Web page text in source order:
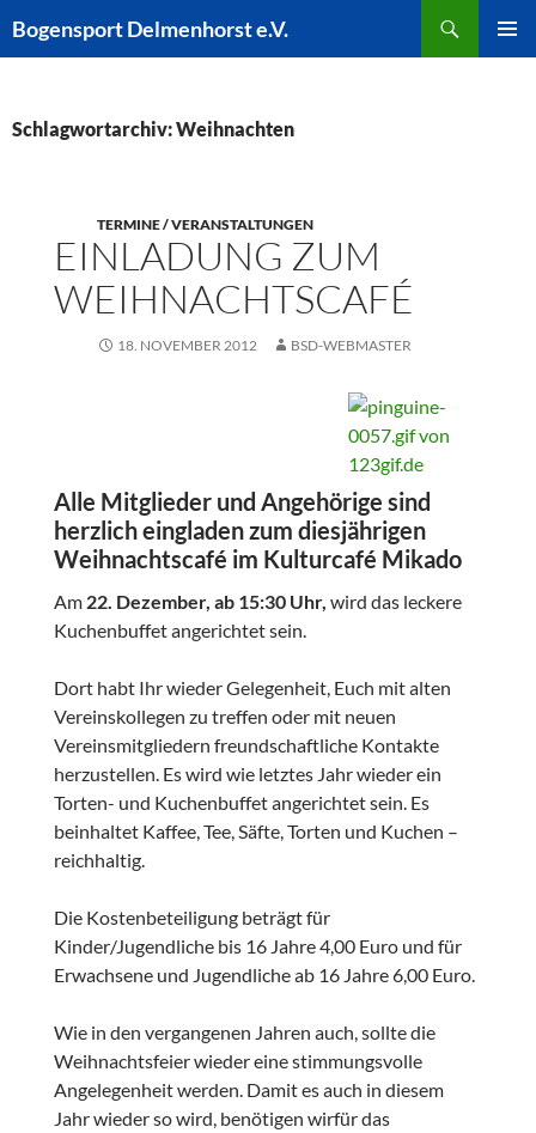
Inhalt
Bogensport Delmenhorst e.V.
Schlagwortarchiv: Weihnachten
TERMINE / VERANSTALTUNGEN
EINLADUNG ZUM
WEIHNACHTSCAFÉ
18. NOVEMBER 2012 BSD-WEBMASTER
Alle Mitglieder und Angehörige sind
herzlich eingladen zum diesjährigen
Weihnachtscafé im Kulturcafé Mikado
Am 22. Dezember, ab 15:30 Uhr, wird das leckere
Kuchenbuffet angerichtet sein.
Dort habt Ihr wieder Gelegenheit, Euch mit alten
Vereinskollegen zu treffen oder mit neuen
Vereinsmitgliedern freundschaftliche Kontakte
herzustellen. Es wird wie letztes Jahr wieder ein
Torten- und Kuchenbuffet angerichtet sein. Es
beinhaltet Kaffee, Tee, Säfte, Torten und Kuchen –
reichhaltig.
Die Kostenbeteiligung beträgt für
Kinder/Jugendliche bis 16 Jahre 4,00 Euro und für
Erwachsene und Jugendliche ab 16 Jahre 6,00 Euro.
Wie in den vergangenen Jahren auch, sollte die
Weihnachtsfeier wieder eine stimmungsvolle
Angelegenheit werden. Damit es auch in diesem
Jahr wieder so wird, benötigen wirfür das